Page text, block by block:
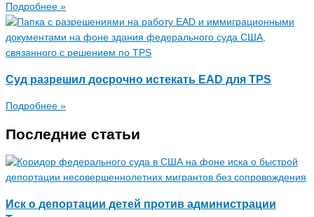
Подробнее »
Суд разрешил досрочно истекать EAD для TPS
Подробнее »
Последние статьи
Иск о депортации детей против администрации